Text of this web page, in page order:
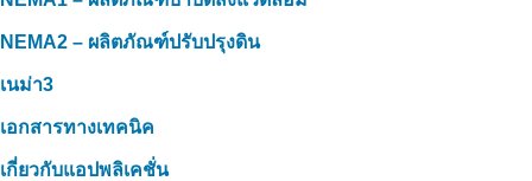
NEMA2 – ผลิตภัณฑ์ปรับปรุงดิน
เนม่า3
เอกสารทางเทคนิค
เกี่ยวกับแอปพลิเคชั่น